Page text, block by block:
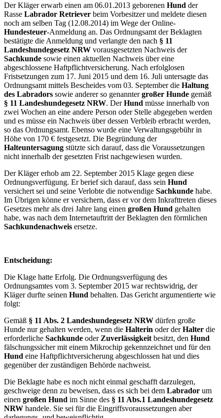
Der Kläger erwarb einen am 06.01.2013 geborenen Hund der
Rasse Labrador Retriever beim Vorbesitzer und meldete diesen
noch am selben Tag (12.08.2014) im Wege der Online-
Hundesteuer-Anmeldung an. Das Ordnungsamt der Beklagten
bestätigte die Anmeldung und verlangte den nach § 11
Landeshundegesetz NRW vorausgesetzten Nachweis der
Sachkunde sowie einen aktuellen Nachweis über eine
abgeschlossene Haftpflichtversicherung. Nach erfolglosen
Fristsetzungen zum 17. Juni 2015 und dem 16. Juli untersagte das
Ordnungsamt mittels Bescheides vom 03. September die Haltung
des Labradors sowie anderer so genanntergroßer Hunde gemäß
§ 11 Landeshundegesetz NRW. DerHund müsse innerhalb von
zwei Wochen an eine andere Person oder Stelle abgegeben werden
und es müsse ein Nachweis über dessen Verbleib erbracht werden,
so das Ordnungsamt. Ebenso wurde eine Verwaltungsgebühr in
Höhe von 170 € festgesetzt. Die Begründung der
Halteuntersagung stützte sich darauf, dass die Voraussetzungen
nicht innerhalb der gesetzten Frist nachgewiesen wurden.
Der Kläger erhob am 22. September 2015 Klage gegen diese
Ordnungsverfügung. Er berief sich darauf, dass sein Hund
versichert sei und seine Verlobte die notwendige Sachkunde habe.
Im Übrigen könne er versichern, dass er vor dem Inkrafttreten dieses
Gesetzes mehr als drei Jahre lang einen großen Hund gehalten
habe, was nach dem Internetauftritt der Beklagten den förmlichen
Sachkundenachweis ersetze.
Entscheidung:
Die Klage hatte Erfolg. Die Ordnungsverfügung des
Ordnungsamtes vom 3. September 2015 war rechtswidrig, der
Kläger durfte seinen Hund behalten. Das Gericht argumentierte wie
folgt:
Gemäß § 11 Abs. 2 Landeshundegesetz NRW dürfen große
Hunde nur gehalten werden, wenn die Halterin oder derHalter die
erforderliche Sachkunde oder Zuverlässigkeit besitzt, den Hund
fälschungssicher mit einem Mikrochip gekennzeichnet und für den
Hund eine Haftpflichtversicherung abgeschlossen hat und dies
gegenüber der zuständigen Behörde nachweist.
Die Beklagte habe es noch nicht einmal geschafft darzulegen,
geschweige denn zu beweisen, dass es sich bei dem Labrador um
einen großen Hund im Sinne des § 11 Abs.1 Landeshundegesetz
NRW handele. Sie sei für die Eingriffsvoraussetzungen aber